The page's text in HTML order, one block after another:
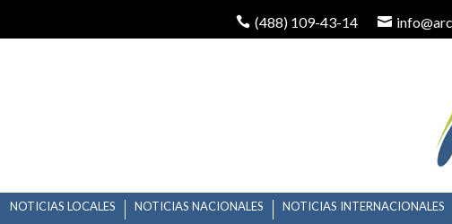
(488) 109-43-14
NOTICIAS LOCALES NOTICIAS NACIONALES NOTICIAS INTERNACIONALES